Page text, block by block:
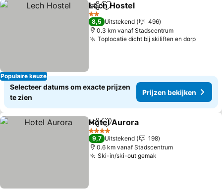
Populaire keuze
DelenToevoegen aan favorieten
Lech Hostel
2 Sterren
8,5 Uitstekend
496
0.3 km vanaf Stadscentrum
Toplocatie dicht bij skiliften en dorp
Selecteer datums om exacte prijzen
te zien
Prijzen bekijken
DelenToevoegen aan favorieten
Hotel Aurora
4 Sterren
9,7 Uitstekend
198
0.6 km vanaf Stadscentrum
Ski-in/ski-out gemak